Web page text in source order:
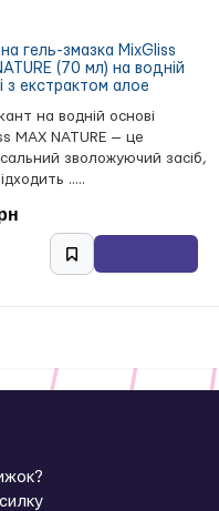
гель-змазка MixGliss
(70 мл) на водній
з екстрактом алое
на водній основі
MAX NATURE — це
зволожуючий засіб,
.....